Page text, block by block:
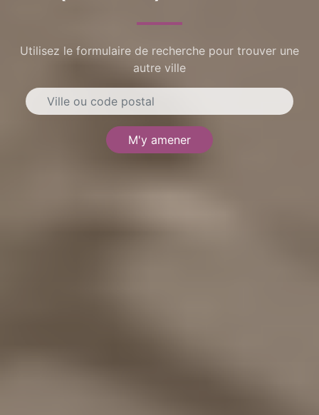
Utilisez le formulaire de recherche pour trouver une
autre ville
M'y amener